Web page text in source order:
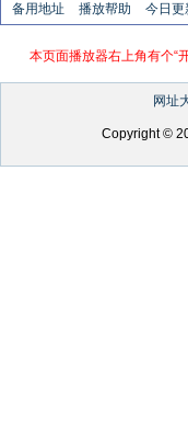
备用地址 播放帮助 今日更
本页面播放器右上角有个“
网址
Copyright ©